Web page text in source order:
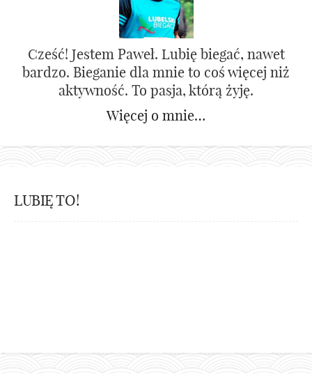
Cześć! Jestem Paweł. Lubię biegać, nawet
bardzo. Bieganie dla mnie to coś więcej niż
aktywność. To pasja, którą żyję.
Więcej o mnie…
LUBIĘ TO!